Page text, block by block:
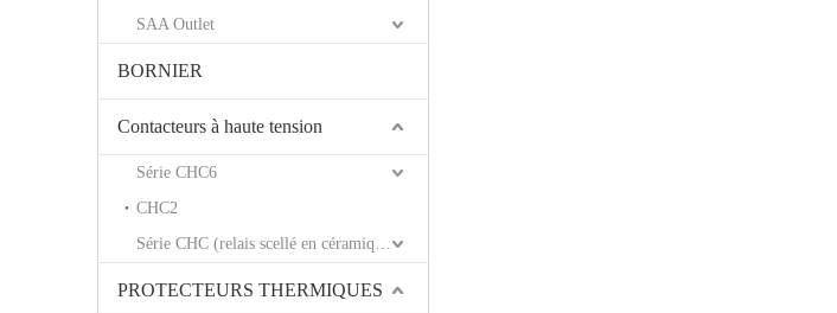
SAA Outlet
BORNIER
Contacteurs à haute tension
Série CHC6
CHC2
Série CHC (relais scellé en céramique)
PROTECTEURS THERMIQUES